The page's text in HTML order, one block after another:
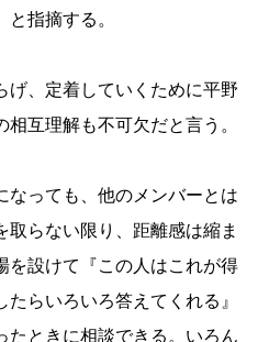
指摘する。
げ、定着していくために平野
互理解も不可欠だと言う。
なっても、他のメンバーとは
らない限り、距離感は縮ま
を設けて『この人はこれが得
らいろいろ答えてくれる』
たときに相談できる。いろん